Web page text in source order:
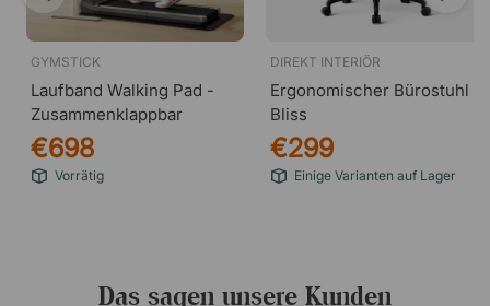
GYMSTICK
Laufband Walking Pad -
Zusammenklappbar
€698
Vorrätig
DIREKT INTERIÖR
Ergonomischer Bürostuhl
Bliss
€299
Einige Varianten auf Lager
Das sagen unsere Kunden